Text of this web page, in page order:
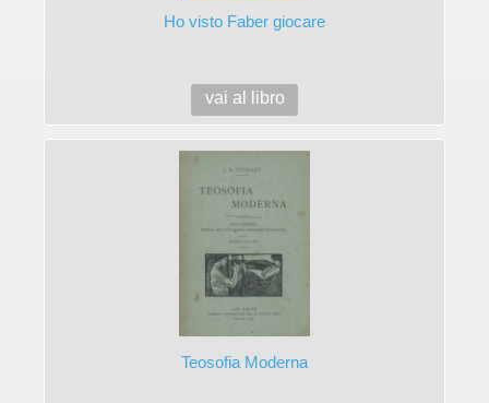
Ho visto Faber giocare
vai al libro
Teosofia Moderna